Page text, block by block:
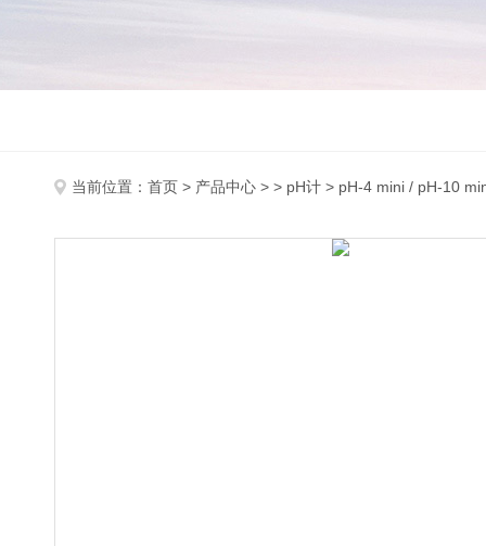
当前位置： 首页 > 产品中心 > > pH计 > pH-4 mini / pH-10